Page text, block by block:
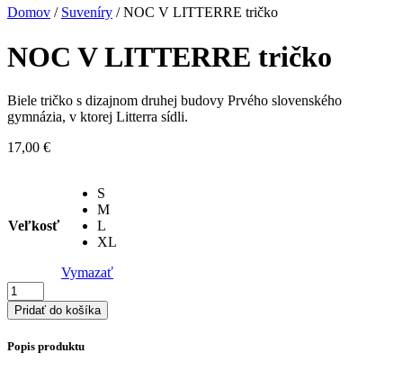
Domov / Suveníry / NOC V LITTERRE tričko
NOC V LITTERRE tričko
Biele tričko s dizajnom druhej budovy Prvého slovenského
gymnázia, v ktorej Litterra sídli.
17,00 €
Veľkosť
S
M
L
XL
Vymazať
množstvo
NOC
V
tričko
Pridať do košíka
Popis produktu